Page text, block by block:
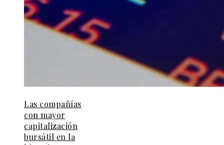
Las compañías
con mayor
capitalización
bursátil en la